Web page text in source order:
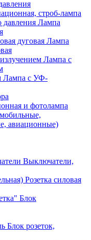
строб-лампа
Лампа
Лампа
Лампа с
Лампа с УФ-
и фотолампа
авиационные)
Выключатели,
Розетка силовая
Блок
Блок розеток,